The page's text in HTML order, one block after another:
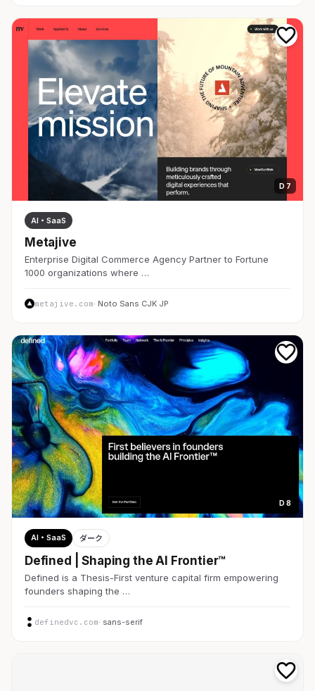
D 7
AI・SaaS
Metajive
Enterprise Digital Commerce Agency Partner to Fortune
1000 organizations where …
metajive.com· Noto Sans CJK JP
D 8
AI・SaaS ダーク
Defined | Shaping the AI Frontier™
Defined is a Thesis-First venture capital firm empowering
founders shaping the …
definedvc.com· sans-serif